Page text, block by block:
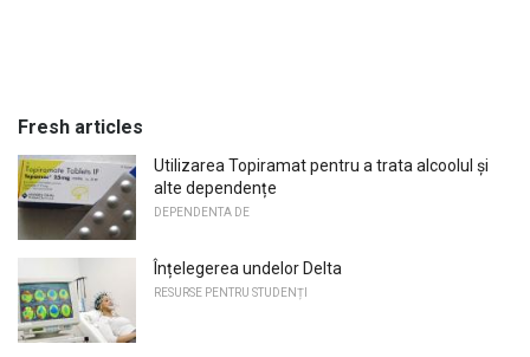
Fresh articles
Utilizarea Topiramat pentru a trata alcoolul și
alte dependențe
DEPENDENTA DE
Înțelegerea undelor Delta
RESURSE PENTRU STUDENȚI